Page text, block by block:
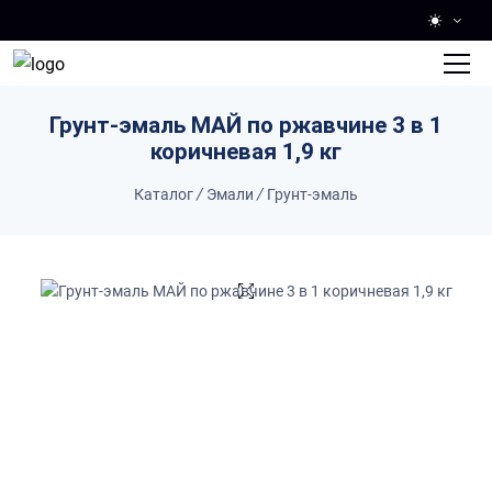
Грунт-эмаль МАЙ по ржавчине 3 в 1
коричневая 1,9 кг
Каталог/ Эмали / Грунт-эмаль